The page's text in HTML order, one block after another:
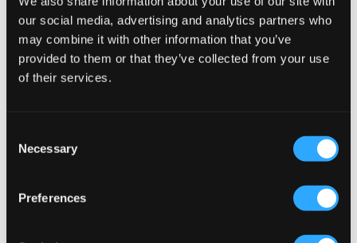
our social media, advertising and analytics partners who
may combine it with other information that you’ve
provided to them or that they’ve collected from your use
of their services.
Selection
Necessary
Preferences